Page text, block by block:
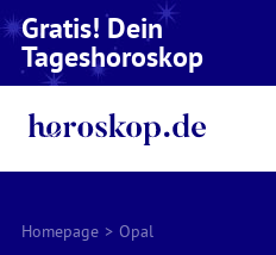
Gratis! Dein
Tageshoroskop
Homepage > Opal